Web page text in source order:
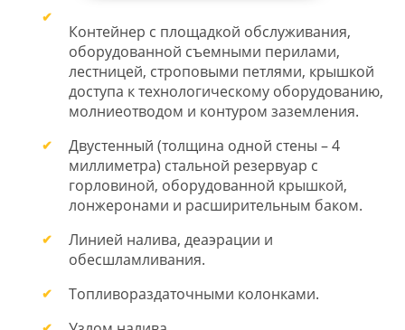
Контейнер с площадкой обслуживания,
оборудованной съемными перилами,
лестницей, строповыми петлями, крышкой
доступа к технологическому оборудованию,
молниеотводом и контуром заземления.
Двустенный (толщина одной стены – 4
миллиметра) стальной резервуар с
горловиной, оборудованной крышкой,
лонжеронами и расширительным баком.
Линией налива, деаэрации и
обесшламливания.
Топливораздаточными колонками.